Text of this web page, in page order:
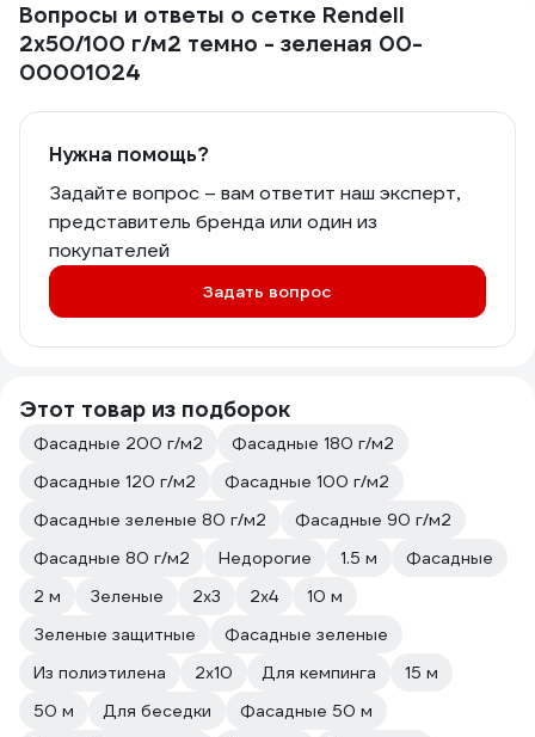
Вопросы и ответы о сетке Rendell
2х50/100 г/м2 темно - зеленая 00-
00001024
Нужна помощь?
Задайте вопрос – вам ответит наш эксперт,
представитель бренда или один из
покупателей
Задать вопрос
Этот товар из подборок
Фасадные 200 г/м2
Фасадные 180 г/м2
Фасадные 120 г/м2
Фасадные 100 г/м2
Фасадные зеленые 80 г/м2
Фасадные 90 г/м2
Фасадные 80 г/м2
Недорогие 1.5 м
Фасадные
2 м
Зеленые 2х3 2х4
10 м
Зеленые защитные
Фасадные зеленые
Из полиэтилена
2х10 Для кемпинга
15 м
50 м
Для беседки
Фасадные 50 м